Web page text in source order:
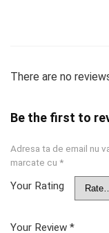
There are no
Be the first to
Adresa ta de email nu
marcate cu *
Your Rating
Your Review *